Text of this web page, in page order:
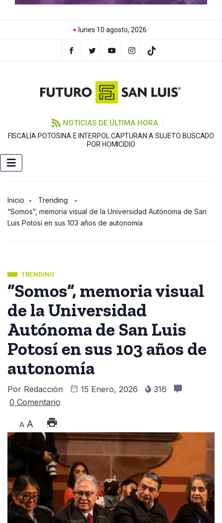
lunes 10 agosto, 2026
NOTICIAS DE ÚLTIMA HORA
FISCALÍA POTOSINA E INTERPOL CAPTURAN A SUJETO BUSCADO
POR HOMICIDIO
Inicio
Trending
“Somos”, memoria visual de la Universidad Autónoma de San
Luis Potosí en sus 103 años de autonomía
TRENDING
“Somos”, memoria visual
de la Universidad
Autónoma de San Luis
Potosí en sus 103 años de
autonomía
Por Redacción 15 Enero, 2026
316
0 Comentario
A A